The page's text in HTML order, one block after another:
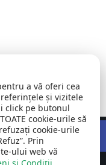
© Toate
SRL
a vă oferi cea
și vizitele
click pe butonul
cookie-urile să
cookie-urile
Prin
ului web vă